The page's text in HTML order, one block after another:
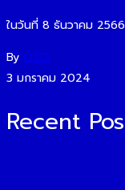
ในวันที่ 8 ธันวาคม
By O2O
3 มกราคม 2024
Recent